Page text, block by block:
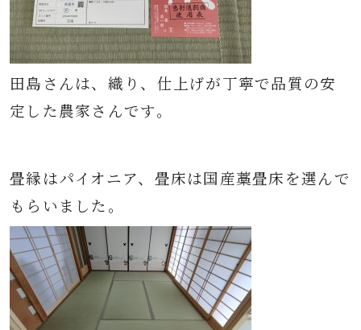
田島さんは、織り、仕上げが丁寧で品質の安
定した農家さんです。
畳縁はパイオニア、畳床は国産藁畳床を選んで
もらいました。